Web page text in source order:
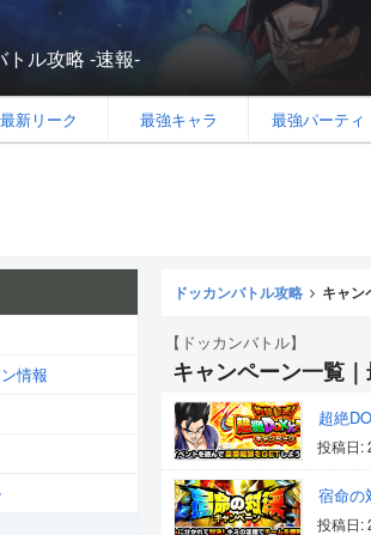
トル攻略 -速報-
最新リーク 最強キャラ 最強パーティ
ドッカンバトル攻略 キャン
【ドッカンバトル】
キャンペーン一覧
超絶
投稿日:
宿命の
投稿日:
情報